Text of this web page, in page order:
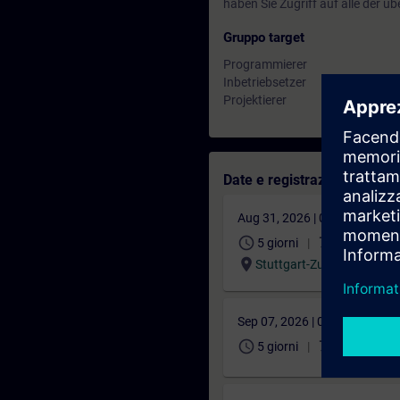
haben Sie Zugriff auf alle der
Gruppo target
Programmierer
Inbetriebsetzer
Projektierer
Date e registrazione
Aug 31, 2026 | 06:30 AM
schedule 5 giorni translate DE
location_on Stuttgart-Zuffenhausen
Sep 07, 2026 | 06:30 AM
schedule 5 giorni translate